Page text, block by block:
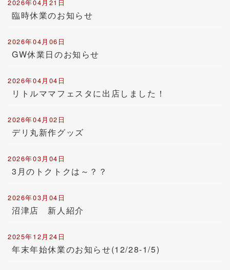
2026年04月21日
臨時休業のお知らせ
2026年04月06日
GW休業日のお知らせ
2026年04月04日
リトルママフェスタに出店しました！
2026年04月02日
デリ丸新作グッズ
2026年03月04日
3月のトクトクは～？？
2026年03月04日
沼津店 新人紹介
2025年12月24日
年末年始休業のお知らせ(12/28-1/5)